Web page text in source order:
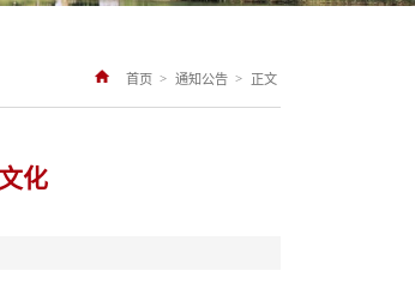
首页 > 通知公告 > 正文
化